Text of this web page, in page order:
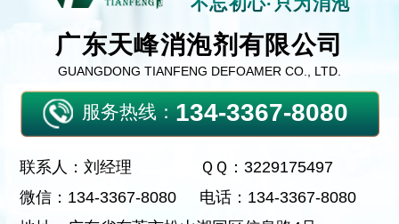
广东天峰消泡剂有限公司
GUANGDONG TIANFENG DEFOAMER CO., LTD.
服务热线：134-3367-8080
联系人：刘经理
ＱＱ：3229175497
微信：134-3367-8080
电话：134-3367-8080